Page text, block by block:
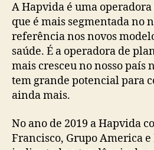
A Hapvida é uma operadora
que é mais segmentada no
referência nos novos
saúde. É a operadora de
mais cresceu no nosso país
tem grande potencial para
ainda mais.
No ano de 2019 a Hapvida
Francisco, Grupo America e